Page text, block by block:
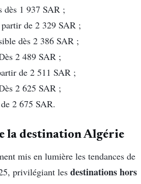
1 937 SAR ;
de 2 329 SAR ;
dès 2 386 SAR ;
2 489 SAR ;
de 2 511 SAR ;
2 625 SAR ;
2 675 SAR.
la destination Algérie
mis en lumière les tendances de
privilégiant les destinations hors